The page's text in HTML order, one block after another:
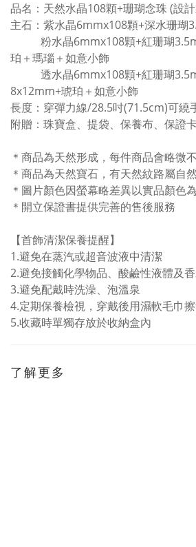
品名：天然水晶108顆+珊瑚念珠 (設
主石：紫水晶6mmx108顆+深水珊瑚
粉水晶6mmx108顆+紅珊瑚
珀＋瑪瑙＋如意小飾
透水晶6mmx108顆+紅珊瑚
8x12mm+琥珀＋如意小飾
長度：穿彈力線/28.5吋(71.5cm)可繞
附贈：珠寶盒、提袋、保養布、保證
＊商品為天然形成，每件商品會略微
＊商品為天然寶石，有天然紋路屬自
＊圖片顏色因螢幕略差異以實品顏色
＊開立保證書提供完善的售後服務
【首飾清潔保養提醒】
1.避免在蒸汽或超音波液中清潔
2.避免接觸化學物品、酸鹼性液體及
3.避免配戴時洗澡、泡溫泉
4.定期保養檢視，穿戴後用濕軟毛巾
5.收藏時單獨存放於收納盒內
了解更多